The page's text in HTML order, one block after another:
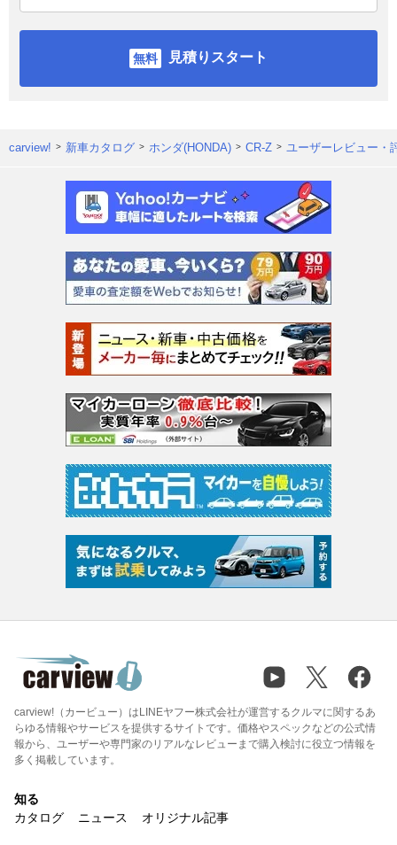
見積りスタート
carview! 新車カタログ ホンダ(HONDA) CR-Z ユーザーレビュー・
carview!（カービュー）はLINEヤフー株式会社が運営するクルマに関するあ
らゆる情報やサービスを提供するサイトです。価格やスペックなどの公式情
報から、ユーザーや専門家のリアルなレビューまで購入検討に役立つ情報を
多く掲載しています。
知る
カタログ
ニュース オリジナル記事